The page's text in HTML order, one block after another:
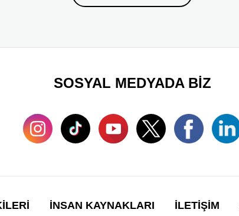
SOSYAL MEDYADA BİZ
İNSAN KAYNAKLARI İLETİŞİM